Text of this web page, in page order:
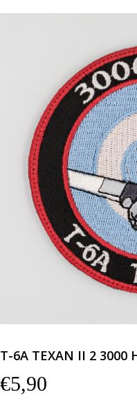
T-6A TEXAN II 2 3000
€5,90